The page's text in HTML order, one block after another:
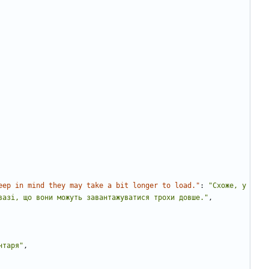
in mind they may take a bit longer to load." :
"Схоже, у
що вони можуть завантажуватися трохи довше." ,
,